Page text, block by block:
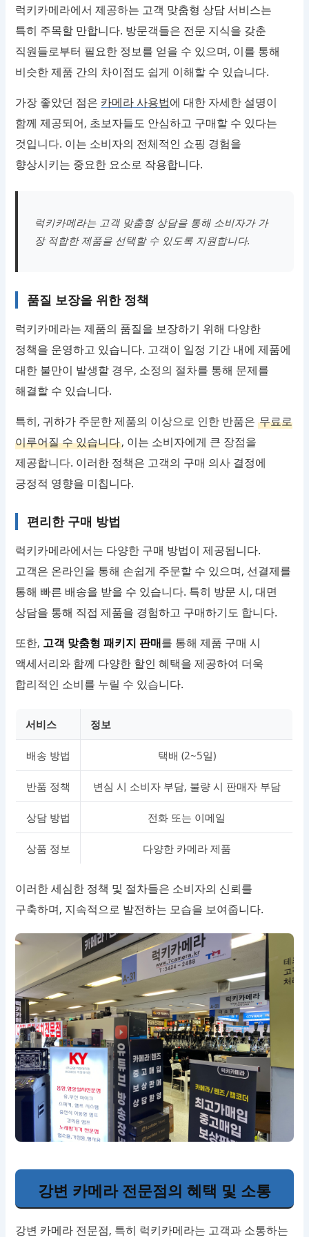
럭키카메라에서 제공하는 고객 맞춤형 상담 서비스는
특히 주목할 만합니다. 방문객들은 전문 지식을 갖춘
직원들로부터 필요한 정보를 얻을 수 있으며, 이를 통해
비슷한 제품 간의 차이점도 쉽게 이해할 수 있습니다.
가장 좋았던 점은 카메라 사용법에 대한 자세한 설명이
함께 제공되어, 초보자들도 안심하고 구매할 수 있다는
것입니다. 이는 소비자의 전체적인 쇼핑 경험을
향상시키는 중요한 요소로 작용합니다.
럭키카메라는 고객 맞춤형 상담을 통해 소비자가 가
장 적합한 제품을 선택할 수 있도록 지원합니다.
품질 보장을 위한 정책
럭키카메라는 제품의 품질을 보장하기 위해 다양한
정책을 운영하고 있습니다. 고객이 일정 기간 내에 제품에
대한 불만이 발생할 경우, 소정의 절차를 통해 문제를
해결할 수 있습니다.
특히, 귀하가 주문한 제품의 이상으로 인한 반품은무료로
이루어질 수 있습니다, 이는 소비자에게 큰 장점을
제공합니다. 이러한 정책은 고객의 구매 의사 결정에
긍정적 영향을 미칩니다.
편리한 구매 방법
럭키카메라에서는 다양한 구매 방법이 제공됩니다.
고객은 온라인을 통해 손쉽게 주문할 수 있으며, 선결제를
통해 빠른 배송을 받을 수 있습니다. 특히 방문 시, 대면
상담을 통해 직접 제품을 경험하고 구매하기도 합니다.
또한, 고객 맞춤형 패키지 판매를 통해 제품 구매 시
액세서리와 함께 다양한 할인 혜택을 제공하여 더욱
합리적인 소비를 누릴 수 있습니다.
서비스 정보
배송 방법 택배 (2~5일)
반품 정책 변심 시 소비자 부담, 불량 시 판매자 부담
상담 방법 전화 또는 이메일
상품 정보 다양한 카메라 제품
이러한 세심한 정책 및 절차들은 소비자의 신뢰를
구축하며, 지속적으로 발전하는 모습을 보여줍니다.
강변 카메라 전문점의 혜택 및 소통
강변 카메라 전문점, 특히 럭키카메라는 고객과 소통하는